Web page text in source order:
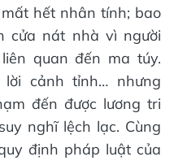
hết nhân tính; bao
cửa nát nhà vì người
quan đến ma túy.
cảnh tỉnh… nhưng
đến được lương tri
nghĩ lệch lạc. Cùng
định pháp luật của